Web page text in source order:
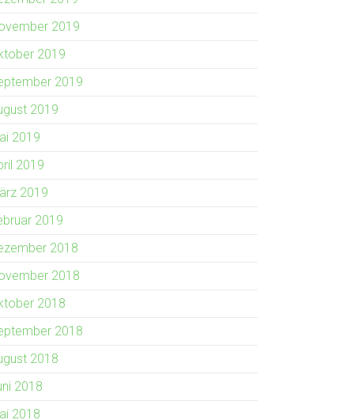
2019
2019
2019
2019
2019
2019
2019
2019
2018
2018
2018
2018
2018
2018
2018